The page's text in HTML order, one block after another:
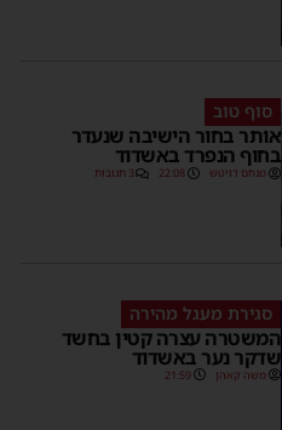
סוף טוב
אותר בחור הישיבה שנעדר
בחוף הנפרד באשדוד
מנחם דויטש 22:08 3 תגובות
סגירת מעגל מהירה
המשטרה עצרה קטין בחשד
שדקר נער באשדוד
משה קאהן 21:59